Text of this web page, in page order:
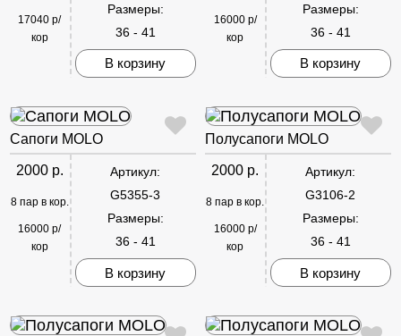
17040 р/
кор
Размеры:
36 - 41
В корзину
16000 р/
кор
Размеры:
36 - 41
В корзину
Сапоги MOLO
2000 р.
8 пар в кор.
16000 р/
кор
Артикул:
G5355-3
Размеры:
36 - 41
В корзину
Полусапоги MOLO
2000 р.
8 пар в кор.
16000 р/
кор
Артикул:
G3106-2
Размеры:
36 - 41
В корзину